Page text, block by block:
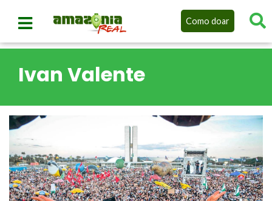
Como doar
Ivan Valente